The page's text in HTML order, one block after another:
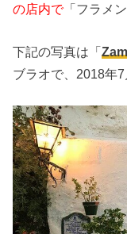
の店内で「フラメ
下記の写真は「
ブラオで、2018年7